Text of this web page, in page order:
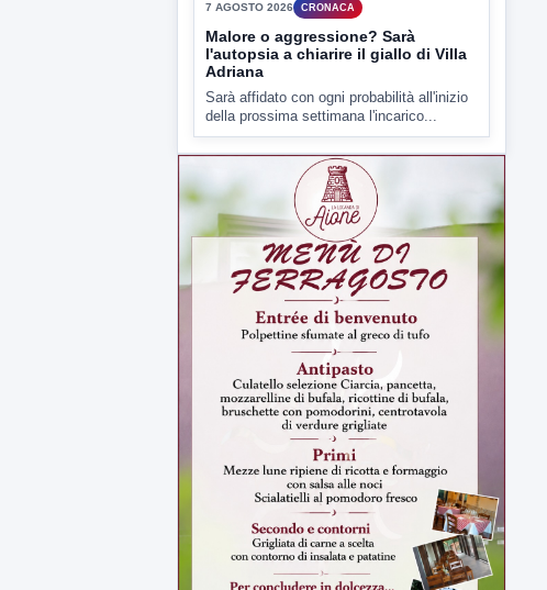
▶
Malore o aggressione? Sarà
l'autopsia a chiarire il giallo di Villa
Adriana
Sarà affidato con ogni probabilità all'inizio
della prossima settimana l'incarico...